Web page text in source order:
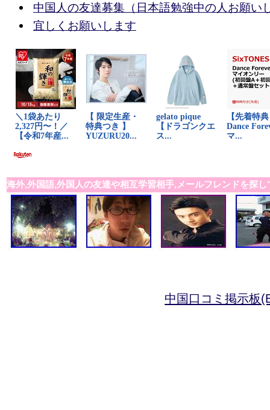
中国人の友達募集（日本語勉強中の人お願い
宜しくお願いします
海外,外国語,外国人の友達や相互学習相手,メールフレンドを探し
中国口コミ掲示板